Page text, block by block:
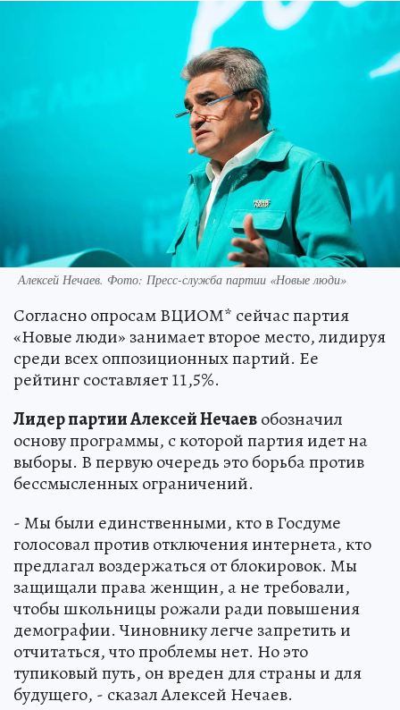
Алексей Нечаев. Фото: Пресс-служба партии «Новые люди»
Согласно опросам ВЦИОМ* сейчас партия
«Новые люди» занимает второе место, лидируя
среди всех оппозиционных партий. Ее
рейтинг составляет 11,5%.
Лидер партии Алексей Нечаевобозначил
основу программы, с которой партия идет на
выборы. В первую очередь это борьба против
бессмысленных ограничений.
- Мы были единственными, кто в Госдуме
голосовал против отключения интернета, кто
предлагал воздержаться от блокировок. Мы
защищали права женщин, а не требовали,
чтобы школьницы рожали ради повышения
демографии. Чиновнику легче запретить и
отчитаться, что проблемы нет. Но это
тупиковый путь, он вреден для страны и для
будущего, - сказал Алексей Нечаев.